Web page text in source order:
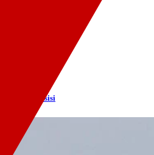
dönemi başlıyor
diplomasisi